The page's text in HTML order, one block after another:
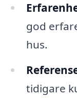
god
hus.
tidigare